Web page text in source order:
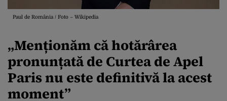
Paul de România / Foto – Wikipedia
„Menționăm că hotărârea
pronunțată de Curtea de Apel
Paris nu este definitivă la acest
moment”